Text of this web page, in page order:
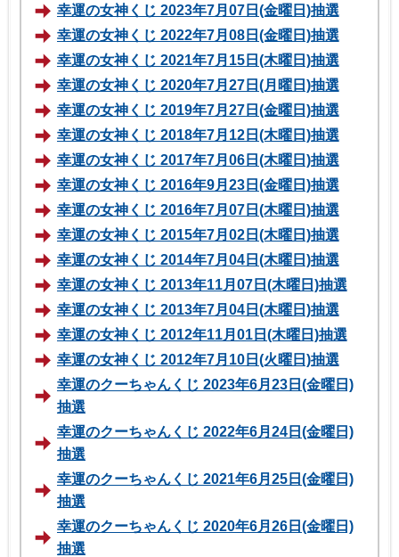
幸運の女神くじ 2023年7月07日(金曜日)抽選
幸運の女神くじ 2022年7月08日(金曜日)抽選
幸運の女神くじ 2021年7月15日(木曜日)抽選
幸運の女神くじ 2020年7月27日(月曜日)抽選
幸運の女神くじ 2019年7月27日(金曜日)抽選
幸運の女神くじ 2018年7月12日(木曜日)抽選
幸運の女神くじ 2017年7月06日(木曜日)抽選
幸運の女神くじ 2016年9月23日(金曜日)抽選
幸運の女神くじ 2016年7月07日(木曜日)抽選
幸運の女神くじ 2015年7月02日(木曜日)抽選
幸運の女神くじ 2014年7月04日(木曜日)抽選
幸運の女神くじ 2013年11月07日(木曜日)抽選
幸運の女神くじ 2013年7月04日(木曜日)抽選
幸運の女神くじ 2012年11月01日(木曜日)抽選
幸運の女神くじ 2012年7月10日(火曜日)抽選
幸運のクーちゃんくじ 2023年6月23日(金曜日)
抽選
幸運のクーちゃんくじ 2022年6月24日(金曜日)
抽選
幸運のクーちゃんくじ 2021年6月25日(金曜日)
抽選
幸運のクーちゃんくじ 2020年6月26日(金曜日)
抽選